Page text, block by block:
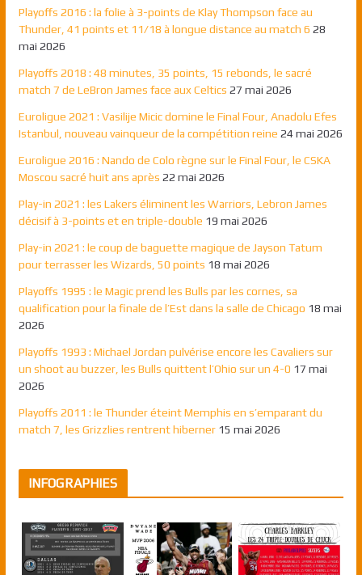
Playoffs 2016 : la folie à 3-points de Klay Thompson face au
Thunder, 41 points et 11/18 à longue distance au match 6 28
mai 2026
Playoffs 2018 : 48 minutes, 35 points, 15 rebonds, le sacré
match 7 de LeBron James face aux Celtics 27 mai 2026
Euroligue 2021 : Vasilije Micic domine le Final Four, Anadolu Efes
Istanbul, nouveau vainqueur de la compétition reine 24 mai 2026
Euroligue 2016 : Nando de Colo règne sur le Final Four, le CSKA
Moscou sacré huit ans après 22 mai 2026
Play-in 2021 : les Lakers éliminent les Warriors, Lebron James
décisif à 3-points et en triple-double 19 mai 2026
Play-in 2021 : le coup de baguette magique de Jayson Tatum
pour terrasser les Wizards, 50 points 18 mai 2026
Playoffs 1995 : le Magic prend les Bulls par les cornes, sa
qualification pour la finale de l’Est dans la salle de Chicago 18 mai
2026
Playoffs 1993 : Michael Jordan pulvérise encore les Cavaliers sur
un shoot au buzzer, les Bulls quittent l’Ohio sur un 4-0 17 mai
2026
Playoffs 2011 : le Thunder éteint Memphis en s’emparant du
match 7, les Grizzlies rentrent hiberner 15 mai 2026
INFOGRAPHIES